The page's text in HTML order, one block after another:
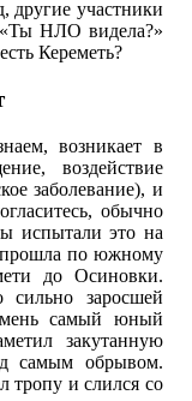
другие участники
«Ты НЛО видела?»
Кереметь?
возникает в
воздействие
заболевание), и
обычно
испытали это на
прошла по южному
до Осиновки.
заросшей
самый юный
закутанную
самым обрывом.
тропу и слился со